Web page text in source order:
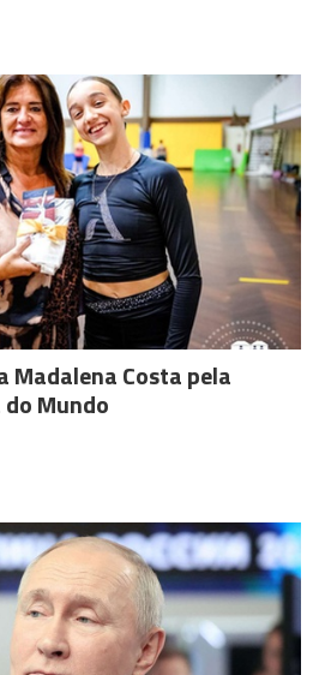
Madalena Costa pela
Mundo